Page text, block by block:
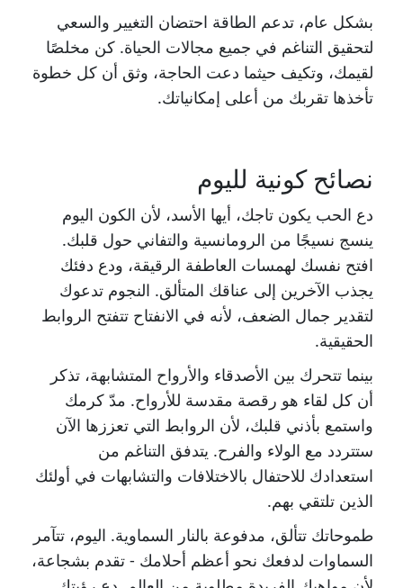
بشكل عام، تدعم الطاقة احتضان التغيير والسعي
لتحقيق التناغم في جميع مجالات الحياة. كن مخلصًا
لقيمك، وتكيف حيثما دعت الحاجة، وثق أن كل خطوة
تأخذها تقربك من أعلى إمكانياتك.
نصائح كونية لليوم
دع الحب يكون تاجك، أيها الأسد، لأن الكون اليوم
ينسج نسيجًا من الرومانسية والتفاني حول قلبك.
افتح نفسك لهمسات العاطفة الرقيقة، ودع دفئك
يجذب الآخرين إلى عناقك المتألق. النجوم تدعوك
لتقدير جمال الضعف، لأنه في الانفتاح تتفتح الروابط
الحقيقية.
بينما تتحرك بين الأصدقاء والأرواح المتشابهة، تذكر
أن كل لقاء هو رقصة مقدسة للأرواح. مدّ كرمك
واستمع بأذني قلبك، لأن الروابط التي تعززها الآن
ستتردد مع الولاء والفرح. يتدفق التناغم من
استعدادك للاحتفال بالاختلافات والتشابهات في أولئك
الذين تلتقي بهم.
طموحاتك تتألق، مدفوعة بالنار السماوية. اليوم، تتآمر
السماوات لدفعك نحو أعظم أحلامك - تقدم بشجاعة،